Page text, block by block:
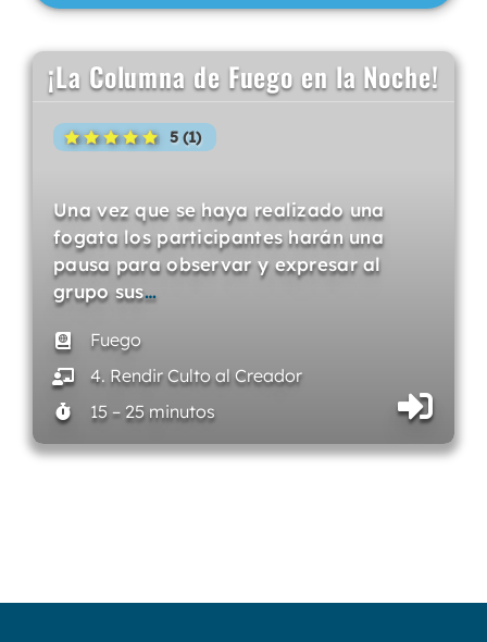
¡La Columna de Fuego en la Noche!
5 (1)
Una vez que se haya realizado una
fogata los participantes harán una
pausa para observar y expresar al
grupo sus…
Fuego
4. Rendir Culto al Creador
15 – 25 minutos